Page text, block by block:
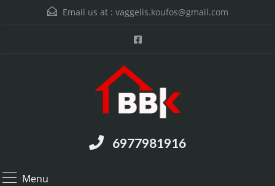
Email us at : vaggelis.koufos@gmail.com
6977981916
Menu